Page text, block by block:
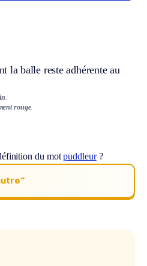
la balle reste adhérente au
rouge.
du motpuddleur?